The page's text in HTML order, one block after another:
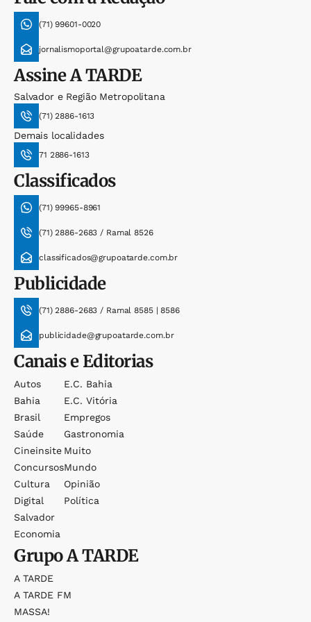
(71) 99601-0020
jornalismoportal@grupoatarde.com.br
AssineA TARDE
Salvador e Região Metropolitana
(71) 2886-1613
Demais localidades
71 2886-1613
Classificados
(71) 99965-8961
(71) 2886-2683 / Ramal 8526
classificados@grupoatarde.com.br
Publicidade
(71) 2886-2683 / Ramal 8585 | 8586
publicidade@grupoatarde.com.br
Canais e Editorias
Autos
Bahia
Brasil
Saúde
Cineinsite
Concursos
Cultura
Digital
Salvador
Economia
E.c. Bahia
E.c. Vitória
Empregos
Gastronomia
Muito
Mundo
Opinião
Política
GrupoA TARDE
A TARDE
A TARDE FM
MASSA!